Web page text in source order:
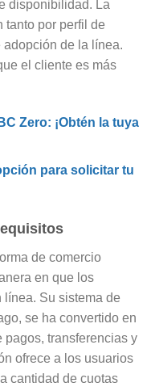
disponibilidad. La
tanto por perfil de
de la línea.
el cliente es más
Zero: ¡Obtén la tuya
para solicitar tu
de comercio
en que los
Su sistema de
se ha convertido en
transferencias y
ofrece a los usuarios
cantidad de cuotas